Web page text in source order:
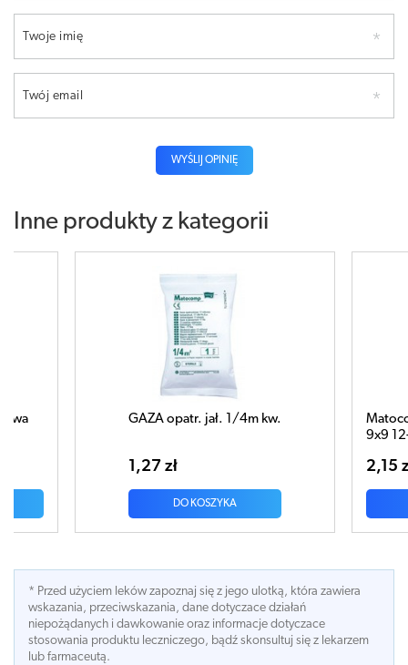
Twoje imię
Twój email
WYŚLIJ OPINIĘ
Inne produkty z kategorii
GAZA opatr. jał. 1/4m kw.
1,27 zł
DO KOSZYKA
9x9 12-
2,15 zł
* Przed użyciem leków zapoznaj się z jego ulotką, która zawiera
wskazania, przeciwskazania, dane dotyczace działań
niepożądanych i dawkowanie oraz informacje dotyczace
stosowania produktu leczniczego, bądź skonsultuj się z lekarzem
lub farmaceutą.